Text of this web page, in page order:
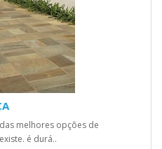
melhores opções de
é durá..